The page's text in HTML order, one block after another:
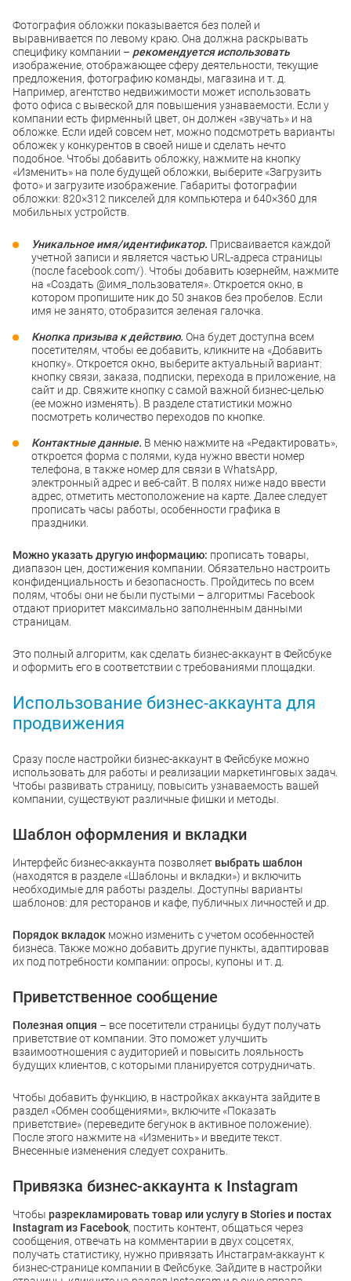
Фотография обложки показывается без полей и
выравнивается по левому краю. Она должна раскрывать
специфику компании – рекомендуется использовать
изображение, отображающее сферу деятельности, текущие
предложения, фотографию команды, магазина и т. д.
Например, агентство недвижимости может использовать
фото офиса с вывеской для повышения узнаваемости. Если у
компании есть фирменный цвет, он должен «звучать» и на
обложке. Если идей совсем нет, можно подсмотреть варианты
обложек у конкурентов в своей нише и сделать нечто
подобное. Чтобы добавить обложку, нажмите на кнопку
«Изменить» на поле будущей обложки, выберите «Загрузить
фото» и загрузите изображение. Габариты фотографии
обложки: 820×312 пикселей для компьютера и 640×360 для
мобильных устройств.
Уникальное имя/идентификатор. Присваивается каждой
учетной записи и является частью URL-адреса страницы
(после facebook.com/). Чтобы добавить юзернейм, нажмите
на «Создать @имя_пользователя». Откроется окно, в
котором пропишите ник до 50 знаков без пробелов. Если
имя не занято, отобразится зеленая галочка.
Кнопка призыва к действию. Она будет доступна всем
посетителям, чтобы ее добавить, кликните на «Добавить
кнопку». Откроется окно, выберите актуальный вариант:
кнопку связи, заказа, подписки, перехода в приложение, на
сайт и др. Свяжите кнопку с самой важной бизнес-целью
(ее можно изменять). В разделе статистики можно
посмотреть количество переходов по кнопке.
Контактные данные. В меню нажмите на «Редактировать»,
откроется форма с полями, куда нужно ввести номер
телефона, в также номер для связи в WhatsApp,
электронный адрес и веб-сайт. В полях ниже надо ввести
адрес, отметить местоположение на карте. Далее следует
прописать часы работы, особенности графика в
праздники.
Можно указать другую информацию: прописать товары,
диапазон цен, достижения компании. Обязательно настроить
конфиденциальность и безопасность. Пройдитесь по всем
полям, чтобы они не были пустыми – алгоритмы Facebook
отдают приоритет максимально заполненным данными
страницам.
Это полный алгоритм, как сделать бизнес-аккаунт в Фейсбуке
и оформить его в соответствии с требованиями площадки.
Использование бизнес-аккаунта для
продвижения
Сразу после настройки бизнес-аккаунт в Фейсбуке можно
использовать для работы и реализации маркетинговых задач.
Чтобы развивать страницу, повысить узнаваемость вашей
компании, существуют различные фишки и методы.
Шаблон оформления и вкладки
Интерфейс бизнес-аккаунта позволяет выбрать шаблон
(находятся в разделе «Шаблоны и вкладки») и включить
необходимые для работы разделы. Доступны варианты
шаблонов: для ресторанов и кафе, публичных личностей и др.
Порядок вкладок можно изменить с учетом особенностей
бизнеса. Также можно добавить другие пункты, адаптировав
их под потребности компании: опросы, купоны и т. д.
Приветственное сообщение
Полезная опция – все посетители страницы будут получать
приветствие от компании. Это поможет улучшить
взаимоотношения с аудиторией и повысить лояльность
будущих клиентов, с которыми планируется сотрудничать.
Чтобы добавить функцию, в настройках аккаунта зайдите в
раздел «Обмен сообщениями», включите «Показать
приветствие» (переведите бегунок в активное положение).
После этого нажмите на «Изменить» и введите текст.
Внесенные изменения следует сохранить.
Привязка бизнес-аккаунта к Instagram
Чтобы разрекламировать товар или услугу в Stories и постах
Instagram из Facebook, постить контент, общаться через
сообщения, отвечать на комментарии в двух соцсетях,
получать статистику, нужно привязать Инстаграм-аккаунт к
бизнес-странице компании в Фейсбуке. Зайдите в настройки